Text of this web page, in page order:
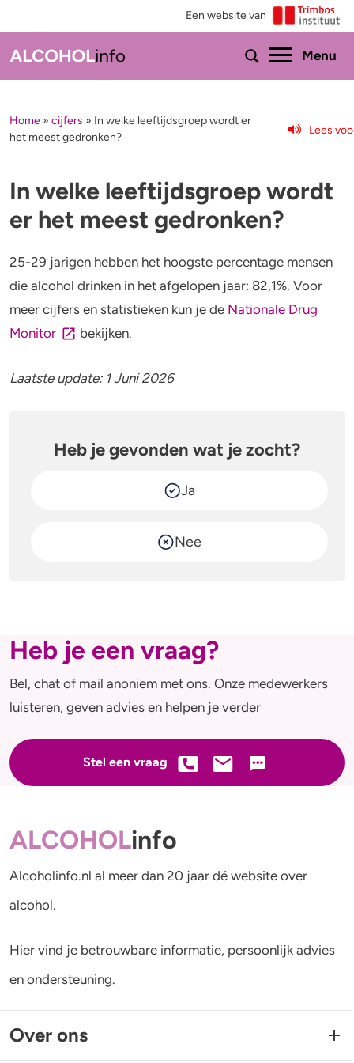
Een website van
Menu
Menu
Effecten en risico’s
Bezorgd om iemand
Hulp
Test je kennis
Wat drink jij?
Promillage calculator
Home » cijfers » In welke leeftijdsgroep wordt er
het meest gedronken?
Lees
In welke leeftijdsgroep wordt
er het meest gedronken?
25-29 jarigen hebben het hoogste percentage mensen
die alcohol drinken in het afgelopen jaar: 82,1%. Voor
meer cijfers en statistieken kun je de Nationale Drug
Monitor
bekijken.
Laatste update: 1 Juni 2026
Heb je gevonden wat je zocht?
Ja
Nee
Heb je een vraag?
Bel, chat of mail anoniem met ons. Onze medewerkers
luisteren, geven advies en helpen je verder
Stel een vraag
ALCOHOLinfo
Alcoholinfo.nl al meer dan 20 jaar dé website over
alcohol.
Hier vind je betrouwbare informatie, persoonlijk advies
en ondersteuning.
Over ons